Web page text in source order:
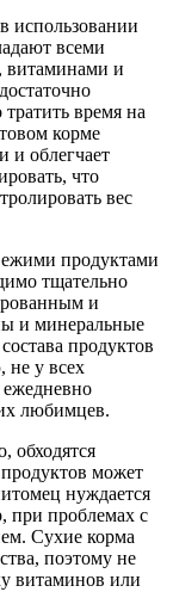
использовании
всеми
витаминами и
время на
корме
и облегчает
что
вес
продуктами
тщательно
и
и минеральные
продуктов
не у всех
ежедневно
любимцев.
обходятся
может
нуждается
при проблемах с
Сухие корма
поэтому не
витаминов или